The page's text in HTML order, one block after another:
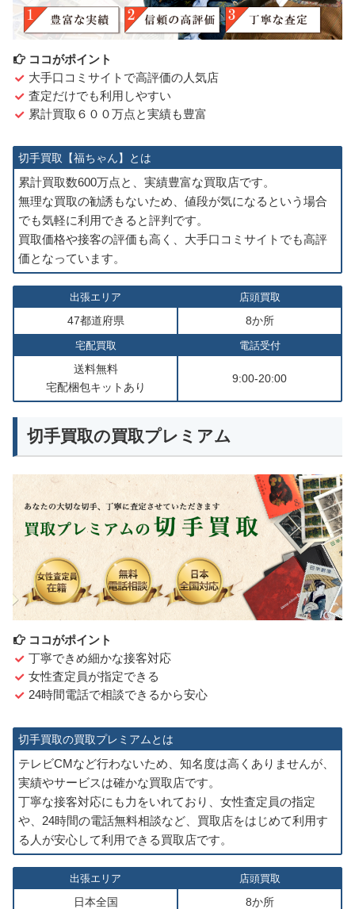
ココがポイント
大手口コミサイトで高評価の人気店
査定だけでも利用しやすい
累計買取６００万点と実績も豊富
切手買取【福ちゃん】とは
累計買取数600万点と、実績豊富な買取店です。
無理な買取の勧誘もないため、値段が気になるという場合
でも気軽に利用できると評判です。
買取価格や接客の評価も高く、大手口コミサイトでも高評
価となっています。
出張エリア
47都道府県
店頭買取
8か所
宅配買取
送料無料
宅配梱包キットあり
電話受付
9:00-20:00
切手買取の買取プレミアム
ココがポイント
丁寧できめ細かな接客対応
女性査定員が指定できる
24時間電話で相談できるから安心
切手買取の買取プレミアムとは
テレビCMなど行わないため、知名度は高くありませんが、
実績やサービスは確かな買取店です。
丁寧な接客対応にも力をいれており、女性査定員の指定
や、24時間の電話無料相談など、買取店をはじめて利用す
る人が安心して利用できる買取店です。
出張エリア
日本全国
店頭買取
8か所